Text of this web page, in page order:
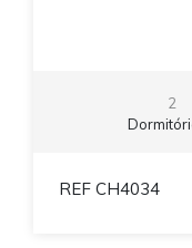
2
REF CH4034